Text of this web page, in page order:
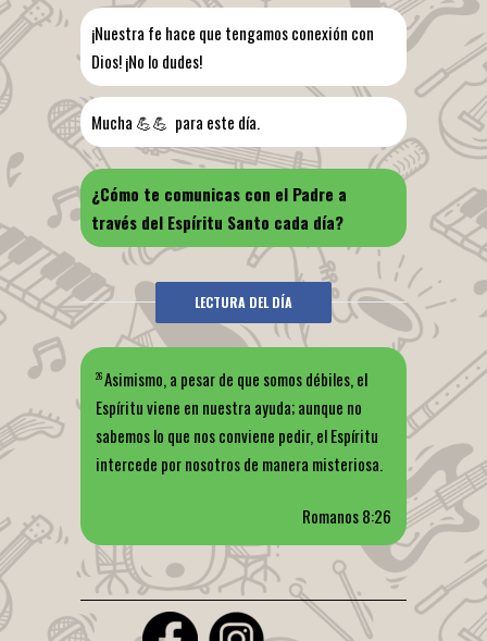
¡Nuestra fe hace que tengamos conexión con
Dios! ¡No lo dudes!
Mucha 💪💪 para este día.
¿Cómo te comunicas con el Padre a
través del Espíritu Santo cada día?
LECTURA DEL DÍA
26Asimismo, a pesar de que somos débiles, el
Espíritu viene en nuestra ayuda; aunque no
sabemos lo que nos conviene pedir, el Espíritu
intercede por nosotros de manera misteriosa.
Romanos 8:26